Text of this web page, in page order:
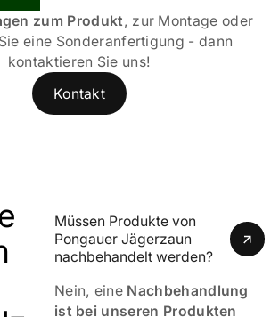
KDI-Imprägnierung
zum Produkt, zur Montage oder
eine Sonderanfertigung - dann
kontaktieren Sie uns!
Kontakt
Müssen Produkte von
Pongauer Jägerzaun
nachbehandelt werden?
Nein, eine Nachbehandlung
ist bei unseren Produkten